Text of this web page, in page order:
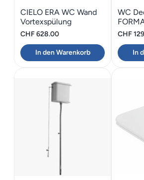
CIELO ERA WC Wand
Vortexspülung
CHF628.00
In den Warenkorb
WC
CHF
In